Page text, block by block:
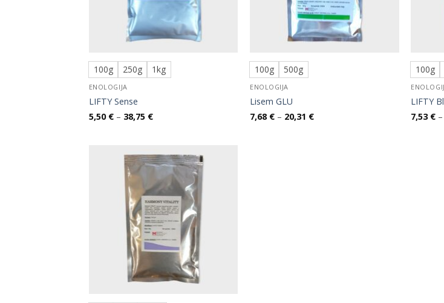
100g 250g 1kg
ENOLOGIJA
LIFTY Sense
5,50 € – 38,75 €Raspon
38,75 €
100g 500g
ENOLOGIJA
Lisem GLU
7,68 € – 20,31 €Raspon
100g
LIFTY
7,53 € –